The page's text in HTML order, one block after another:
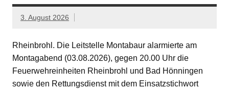
3. August 2026
Rheinbrohl. Die Leitstelle Montabaur alarmierte am
Montagabend (03.08.2026), gegen 20.00 Uhr die
Feuerwehreinheiten Rheinbrohl und Bad Hönningen
sowie den Rettungsdienst mit dem Einsatzstichwort